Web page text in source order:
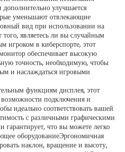
улучшается
уменьшают отвлекающие
вид при использовании на
являетесь ли вы случайным
игроком в киберспорте, этот
обеспечивает высокую
точность, необходимую, чтобы
и наслаждаться игровыми
функциям дисплея, этот
подключения и
идеально соответствовать вашей
с различными графическими
что вы можете легко
оборудованиеЭргономичная
наклон, вращение и высоту,